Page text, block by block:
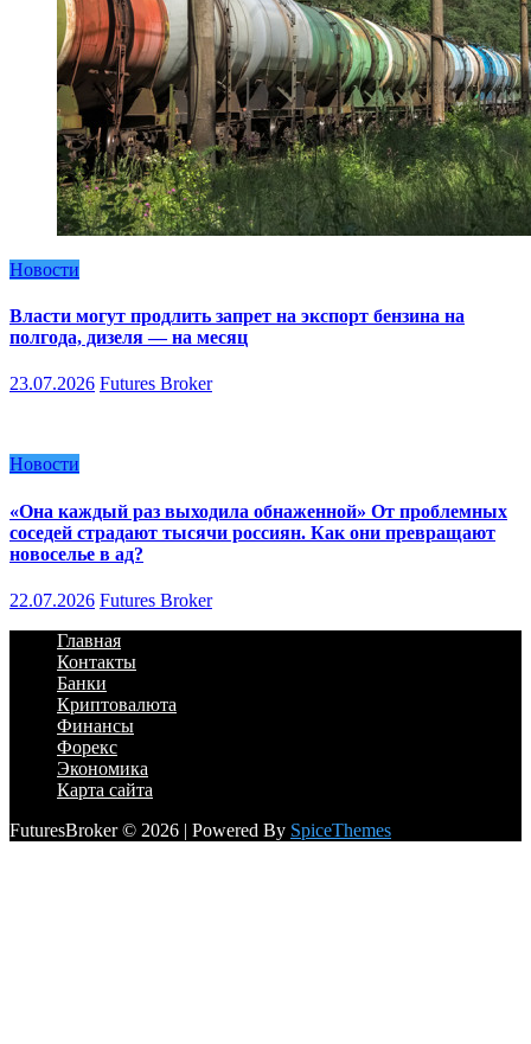
Новости
Власти могут продлить запрет на экспорт бензина на
полгода, дизеля — на месяц
23.07.2026 Futures Broker
Новости
«Она каждый раз выходила обнаженной» От проблемных
соседей страдают тысячи россиян. Как они превращают
новоселье в ад?
22.07.2026 Futures Broker
Главная
Контакты
Банки
Криптовалюта
Финансы
Форекс
Экономика
Карта сайта
FuturesBroker © 2026 | Powered By SpiceThemes